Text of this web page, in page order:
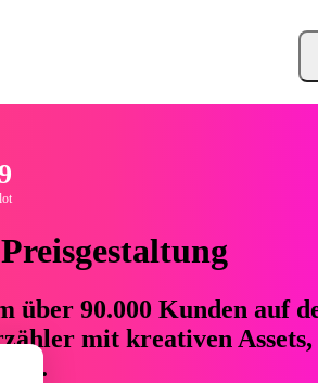
90.000 Kunden auf
mit kreativen Assets,